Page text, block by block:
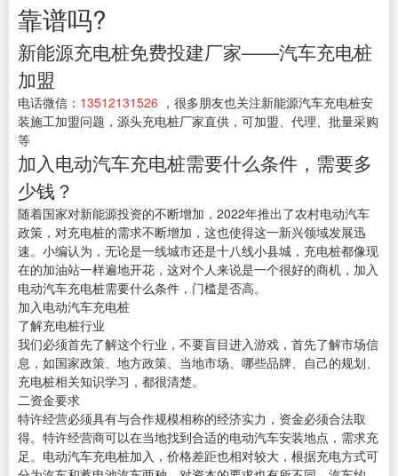
靠谱吗?
新能源充电桩免费投建厂家——汽车充电桩
加盟
电话微信： 13512131526 ，很多朋友也关注新能源汽车充电桩安
装施工加盟问题，源头充电桩厂家直供，可加盟、代理、批量采购
等
加入电动汽车充电桩需要什么条件，需要多
少钱？
随着国家对新能源投资的不断增加，2022年推出了农村电动汽车
政策，对充电桩的需求不断增加，这也使得这一新兴领域发展迅
速。小编认为，无论是一线城市还是十八线小县城，充电桩都像现
在的加油站一样遍地开花，这对个人来说是一个很好的商机，加入
电动汽车充电桩需要什么条件，门槛是否高。
加入电动汽车充电桩
了解充电桩行业
我们必须首先了解这个行业，不要盲目进入游戏，首先了解市场信
息，如国家政策、地方政策、当地市场、哪些品牌、自己的规划、
充电桩相关知识学习，都很清楚。
二资金要求
特许经营必须具有与合作规模相称的经济实力，资金必须合法取
得。特许经营商可以在当地找到合适的电动汽车安装地点，需求充
足。电动汽车充电桩加入，价格差距也相对较大，根据充电方式可